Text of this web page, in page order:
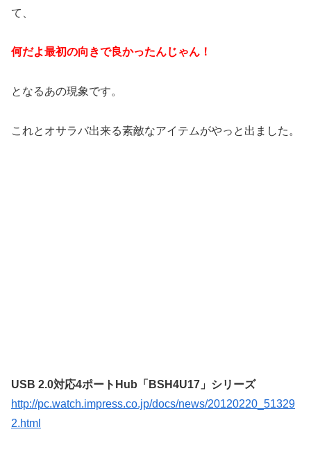
て、
何だよ最初の向きで良かったんじゃん！
となるあの現象です。
これとオサラバ出来る素敵なアイテムがやっと出ました。
USB 2.0対応4ポートHub「BSH4U17」シリーズ
http://pc.watch.impress.co.jp/docs/news/20120220_51329
2.html